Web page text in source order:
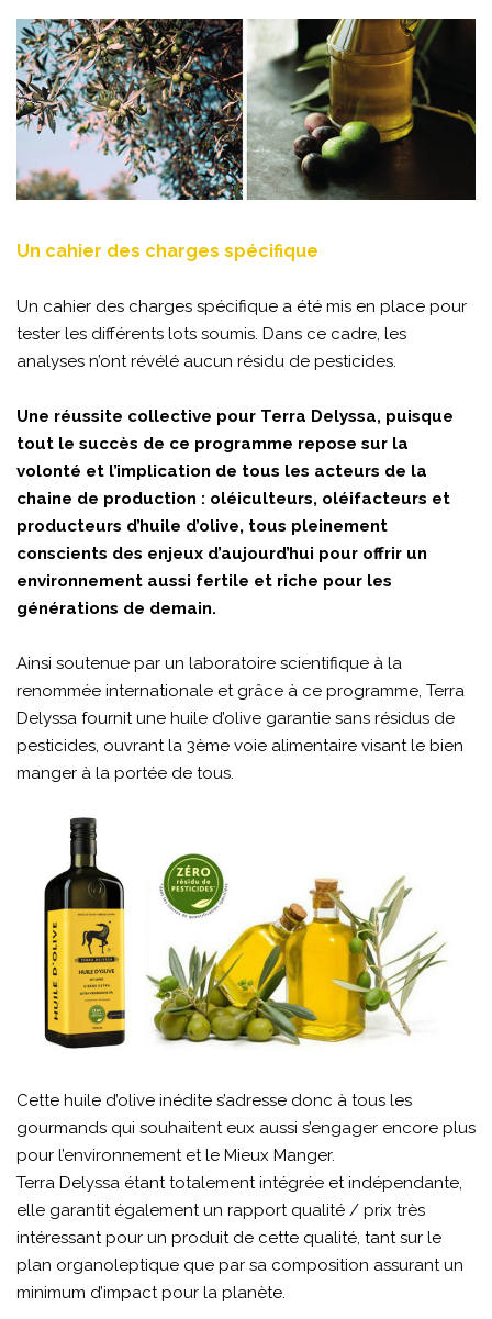
Un cahier des charges spécifique
Un cahier des charges spécifique a été mis en place pour
tester les différents lots soumis. Dans ce cadre, les
analyses n’ont révélé aucun résidu de pesticides.
Une réussite collective pour Terra Delyssa, puisque
tout le succès de ce programme repose sur la
volonté et l’implication de tous les acteurs de la
chaine de production : oléiculteurs, oléifacteurs et
producteurs d’huile d’olive, tous pleinement
conscients des enjeux d’aujourd’hui pour offrir un
environnement aussi fertile et riche pour les
générations de demain.
Ainsi soutenue par un laboratoire scientifique à la
renommée internationale et grâce à ce programme, Terra
Delyssa fournit une huile d’olive garantie sans résidus de
pesticides, ouvrant la 3ème voie alimentaire visant le bien
manger à la portée de tous.
Cette huile d’olive inédite s’adresse donc à tous les
gourmands qui souhaitent eux aussi s’engager encore plus
pour l’environnement et le Mieux Manger.
Terra Delyssa étant totalement intégrée et indépendante,
elle garantit également un rapport qualité / prix très
intéressant pour un produit de cette qualité, tant sur le
plan organoleptique que par sa composition assurant un
minimum d’impact pour la planète.